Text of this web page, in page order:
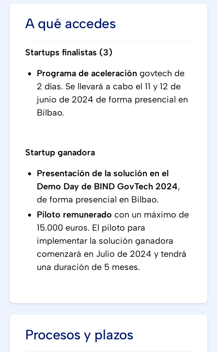
A qué accedes
Startups finalistas (3)
Programa de aceleración govtech de
2 días. Se llevará a cabo el 11 y 12 de
junio de 2024 de forma presencial en
Bilbao.
Startup ganadora
Presentación de la solución en el
Demo Day de BIND GovTech 2024,
de forma presencial en Bilbao.
Piloto remunerado con un máximo de
15.000 euros. El piloto para
implementar la solución ganadora
comenzará en Julio de 2024 y tendrá
una duración de 5 meses.
Procesos y plazos